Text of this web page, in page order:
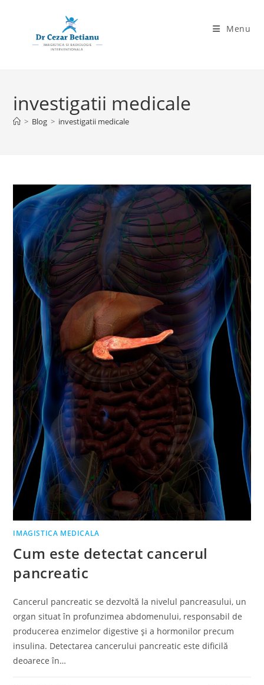
Menu
investigatii medicale
> Blog > investigatii medicale
IMAGISTICA MEDICALA
Cum este detectat cancerul
pancreatic
Cancerul pancreatic se dezvoltă la nivelul pancreasului, un
organ situat în profunzimea abdomenului, responsabil de
producerea enzimelor digestive și a hormonilor precum
insulina. Detectarea cancerului pancreatic este dificilă
deoarece în…